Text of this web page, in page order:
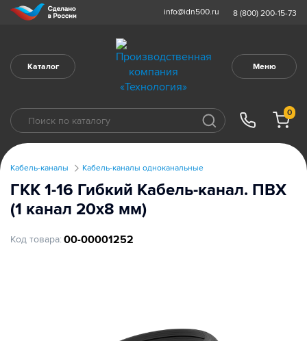
info@idn500.ru 8 (800) 200-15-73
Каталог Меню
0
Кабель-каналы Кабель-каналы одноканальные
ГКК 1-16 Гибкий Кабель-канал. ПВХ
(1 канал 20х8 мм)
Код товара: 00-00001252